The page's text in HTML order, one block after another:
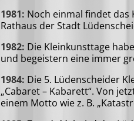
1981: Noch einmal findet
Rathaus der Stadt
1982: Die Kleinkunsttage
und begeistern eine immer
1984: Die 5. Lüdenscheider
„Cabaret – Kabarett“. Von
einem Motto wie z. B.